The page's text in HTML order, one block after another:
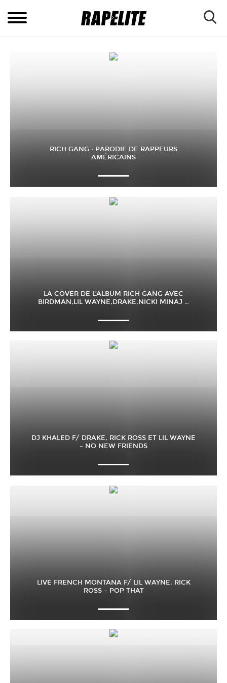
RICH GANG : PARODIE DE RAPPEURS
AMÉRICAINS
LA COVER DE L’ALBUM RICH GANG AVEC
BIRDMAN,LIL WAYNE,DRAKE,NICKI MINAJ …
DJ KHALED F/ DRAKE, RICK ROSS ET LIL WAYNE
– NO NEW FRIENDS
LIVE FRENCH MONTANA F/ LIL WAYNE, RICK
ROSS – POP THAT